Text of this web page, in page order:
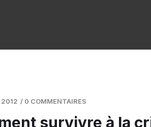
2012 / 0 COMMENTAIRES
survivre à la